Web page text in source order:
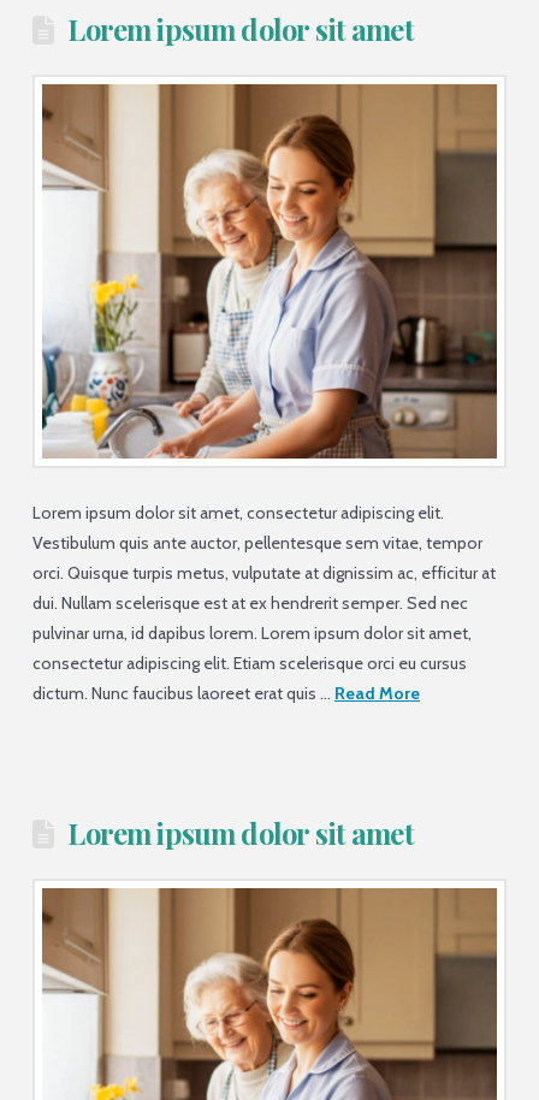
Lorem ipsum dolor sit amet
Lorem ipsum dolor sit amet, consectetur adipiscing elit.
Vestibulum quis ante auctor, pellentesque sem vitae, tempor
orci. Quisque turpis metus, vulputate at dignissim ac, efficitur at
dui. Nullam scelerisque est at ex hendrerit semper. Sed nec
pulvinar urna, id dapibus lorem. Lorem ipsum dolor sit amet,
consectetur adipiscing elit. Etiam scelerisque orci eu cursus
dictum. Nunc faucibus laoreet erat quis … Read More
Lorem ipsum dolor sit amet